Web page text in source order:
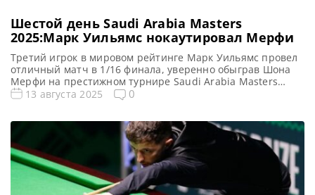
Шестой день Saudi Arabia Masters
2025:Марк Уильямс нокаутировал Мерфи
Третий игрок в мировом рейтинге Марк Уильямс провел
отличный матч в 1/16 финала, уверенно обыграв Шона
Мерфи на престижном турнире Saudi Arabia Masters
2025, сообщает WST В прошлом году Марк Уильямс
поводу. Подтверждением тому стала его убедительная
победа со […]
13 августа 2025 0